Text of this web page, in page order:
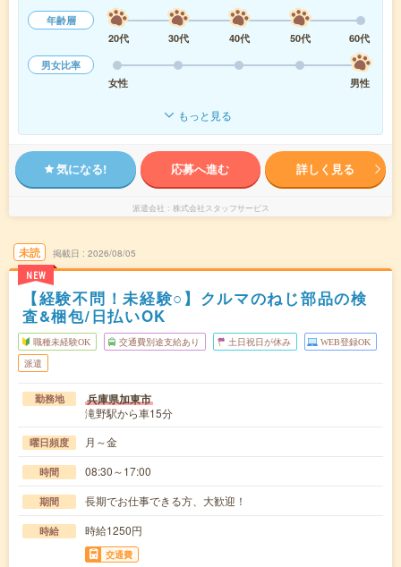
年齢層
20代
30代 40代 50代
60代
男女比率
女性
男性
もっと見る
気になる! 応募へ進む 詳しく見る
派遣会社 株式会社スタッフサービス
未読
NEW
掲載日 2026/08/05
【経験不問！未経験○】クルマのねじ部品の検
査&梱包/日払いOK
職種未経験OK 交通費別途支給あり 土日祝日が休み WEB登録OK
派遣
勤務地 兵庫県加東市
滝野駅から車15分
曜日頻度 月～金
時間 08:30～17:00
期間 長期でお仕事できる方、大歓迎！
時給 時給1250円
交通費